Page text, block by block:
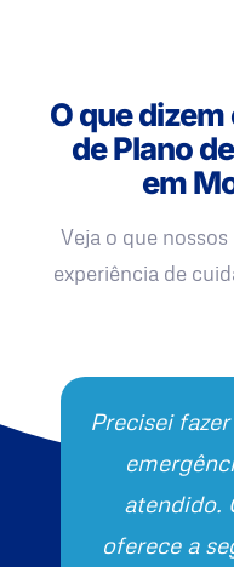
O que
de Plano
em
Veja o que
experiência de
Precisei
atendido.
oferece a